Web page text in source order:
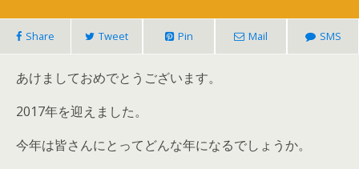
Share Tweet Pin Mail SMS
あけましておめでとうございます。
2017年を迎えました。
今年は皆さんにとってどんな年になるでしょうか。